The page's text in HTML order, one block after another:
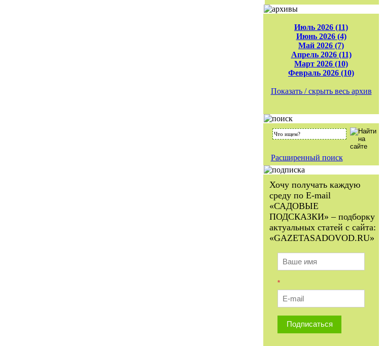
Июль 2026 (11)
Июнь 2026 (4)
Май 2026 (7)
Апрель 2026 (11)
Март 2026 (10)
Февраль 2026 (10)
Показать / скрыть весь архив
Расширенный поиск
Хочу получать каждую
среду по E-mail
«САДОВЫЕ
ПОДСКАЗКИ» – подборку
актуальных статей с сайта:
«GAZETASADOVOD.RU»
*
Подписаться